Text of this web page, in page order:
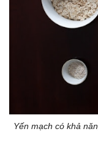
Yến mạch có khả